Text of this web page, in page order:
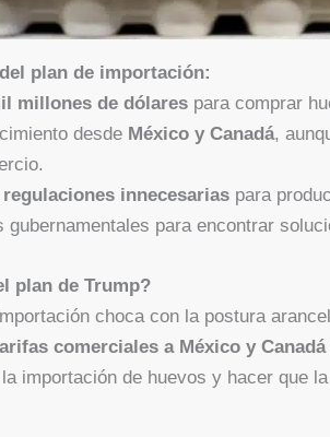
plan de importación:
millones de dólarespara comprar
desde México y Canadá,
regulaciones innecesariaspara
gubernamentales para encontrar
plan de Trump?
choca con la postura
comerciales a México y
importación de huevos y hacer que